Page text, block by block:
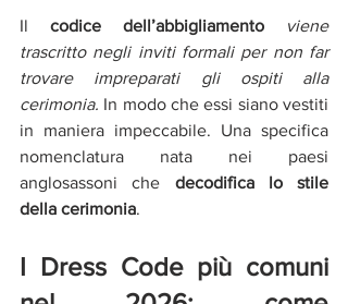
Il codice dell’abbigliamento
viene
trascritto negli inviti formali per non far
trovare impreparati gli ospiti alla
cerimonia. In modo che essi siano vestiti
in maniera impeccabile. Una specifica
nomenclatura nata nei paesi
anglosassoni che decodifica lo stile
della cerimonia.
I Dress Code più comuni